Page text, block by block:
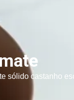
sólido castanho